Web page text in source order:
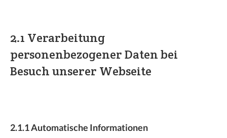
2.1 Verarbeitung
personenbezogener Daten bei
Besuch unserer Webseite
2.1.1 Automatische Informationen